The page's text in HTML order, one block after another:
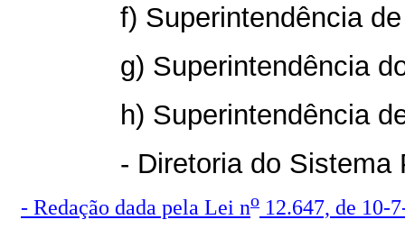
f) Superintendência
g) Superintendência
h) Superintendência
- Diretoria do Sistema
- Redação dada pela Lei no 12.647, de 10-